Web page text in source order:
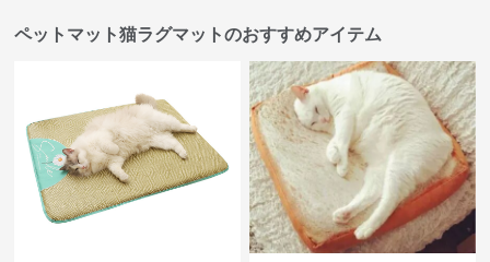
ペットマット猫ラグマットのおすすめアイテム